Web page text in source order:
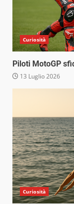
Curiosità
Piloti MotoGP
13 Luglio 2026
Curiosità